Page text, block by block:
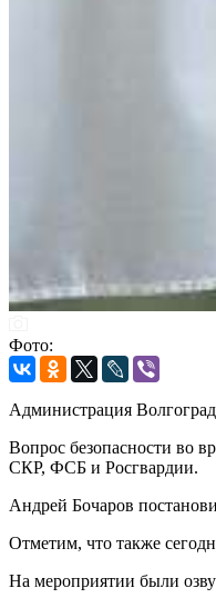
Фото:
Администрация
Вопрос безопасности во
СКР, ФСБ и Росгвардии.
Андрей Бочаров
Отметим, что также
На мероприятии были